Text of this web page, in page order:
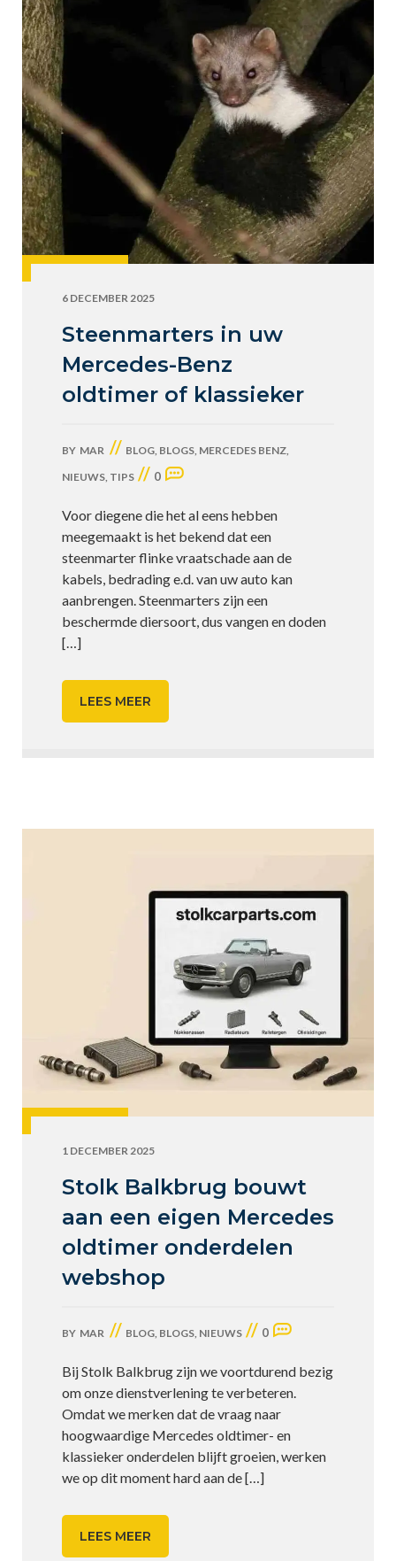
6 DECEMBER 2025
Steenmarters in uw
Mercedes-Benz
oldtimer of klassieker
BY MAR // BLOG, BLOGS, MERCEDES BENZ,
NIEUWS, TIPS // 0
Voor diegene die het al eens hebben
meegemaakt is het bekend dat een
steenmarter flinke vraatschade aan de
kabels, bedrading e.d. van uw auto kan
aanbrengen. Steenmarters zijn een
beschermde diersoort, dus vangen en doden
[…]
LEES MEER
1 DECEMBER 2025
Stolk Balkbrug bouwt
aan een eigen Mercedes
oldtimer onderdelen
webshop
BY MAR // BLOG BLOGS NIEUWS // 0
Bij Stolk Balkbrug zijn we voortdurend bezig
om onze dienstverlening te verbeteren.
Omdat we merken dat de vraag naar
hoogwaardige Mercedes oldtimer- en
klassieker onderdelen blijft groeien, werken
we op dit moment hard aan de[…]
LEES MEER